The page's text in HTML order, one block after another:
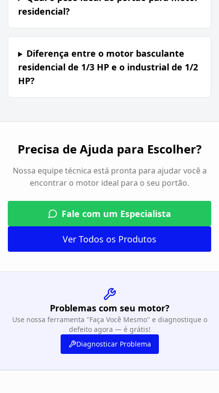
residencial?
Diferença entre o motor basculante
residencial de 1/3 HP e o industrial de 1/2
HP?
Precisa de Ajuda para Escolher?
Nossa equipe técnica está pronta para ajudar você a
encontrar o motor ideal para o seu portão.
Fale com um Especialista
Ver Todos os Produtos
Problemas com seu motor?
Use nossa ferramenta "Faça Você Mesmo" e diagnostique o
defeito agora — é grátis!
Diagnosticar Problema